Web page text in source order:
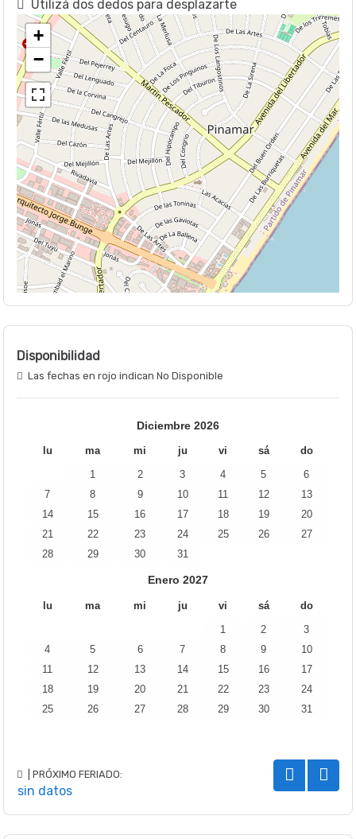
Utilizá dos dedos para desplazarte
+
−
Disponibilidad
Las fechas en rojo indican No Disponible
Diciembre 2026
lu ma mi ju vi sá do
1 2 3 4 5
6
7
8 9 10 11 12
13
14
15 16 17 18 19
20
21
22 23 24 25 26
27
28
29 30 31
Enero 2027
lu ma mi ju vi sá do
1 2
3
4
5 6 7 8 9
10
11
12 13 14 15 16
17
18
19 20 21 22 23
24
25
26 27 28 29 30 31
| PRÓXIMO FERIADO:
sin datos